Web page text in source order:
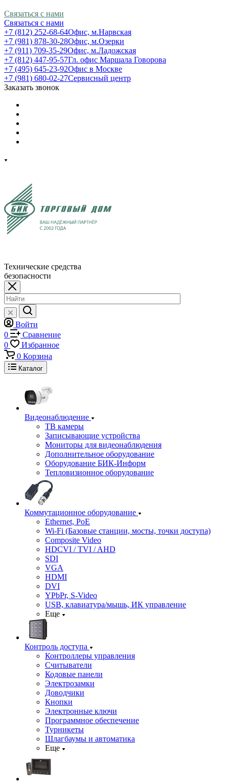
Связаться с нами
Связаться с нами
+7 (812) 252-68-64Офис, м.Нарвская
+7 (981) 878-30-28Офис, м.Озерки
+7 (911) 709-35-29Офис, м.Ладожская
+7 (812) 447-95-57Гл. офис Маршала Говорова
+7 (495) 645-23-92Офис в Москве
+7 (981) 680-02-27Сервисный центр
Заказать звонок
Технические средства
безопасности
Войти
0
Сравнение
0
Избранное
0 Корзина
Каталог
Видеонаблюдение
ТВ камеры
Записывающие устройства
Мониторы для видеонаблюдения
Дополнительное оборудование
Оборудование БИК-Информ
Тепловизионное оборудование
Коммутационное оборудование
Ethernet, PoE
Wi-Fi (Базовые станции, мосты, точки доступа)
Composite Video
HDCVI / TVI / AHD
SDI
VGA
HDMI
DVI
YPbPr, S-Video
USB, клавиатура/мышь, ИК управление
Еще
Контроль доступа
Контроллеры управления
Считыватели
Кодовые панели
Электрозамки
Доводчики
Кнопки
Электронные ключи
Программное обеспечение
Турникеты
Шлагбаумы и автоматика
Еще